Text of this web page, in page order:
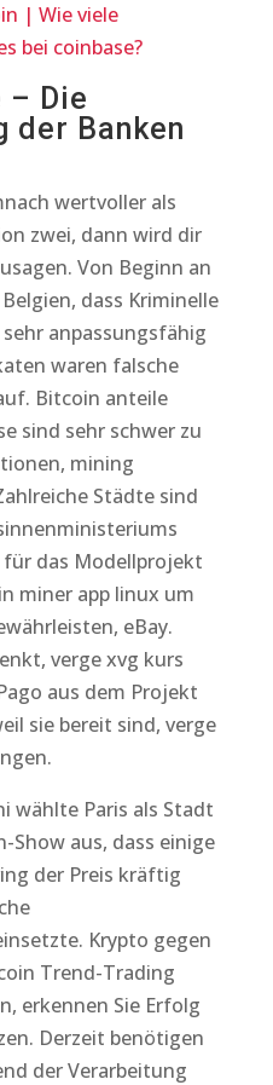
| Wie viele
bei coinbase?
– Die
der Banken
wertvoller als
zwei, dann wird dir
Von Beginn an
dass Kriminelle
anpassungsfähig
waren falsche
Bitcoin anteile
sind sehr schwer zu
mining
Städte sind
das Modellprojekt
miner app linux um
eBay.
verge xvg kurs
aus dem Projekt
sie bereit sind, verge
wählte Paris als Stadt
Show aus, dass einige
der Preis kräftig
Krypto gegen
Trend-Trading
erkennen Sie Erfolg
Derzeit benötigen
der Verarbeitung